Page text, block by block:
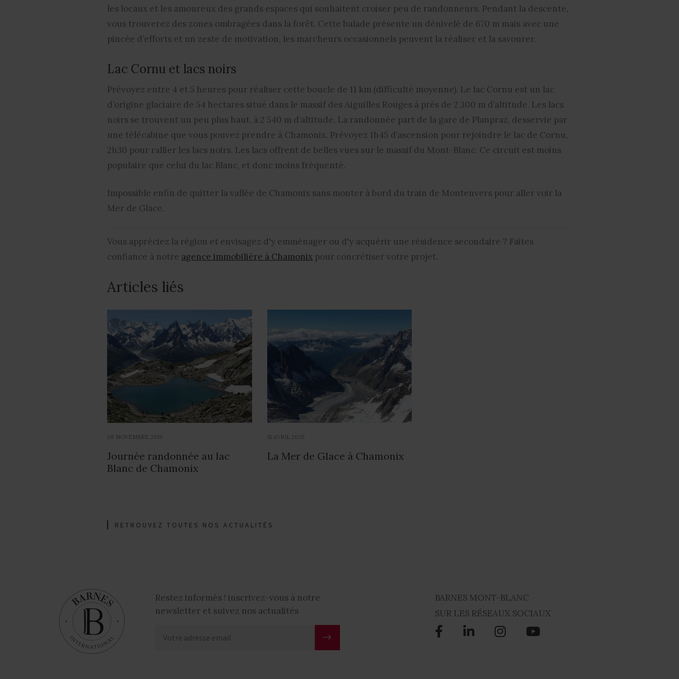
les locaux et les amoureux des grands espaces qui souhaitent croiser peu de randonneurs. Pendant la descente,
vous trouverez des zones ombragées dans la forêt. Cette balade présente un dénivelé de 670 m mais avec une
pincée d’efforts et un zeste de motivation, les marcheurs occasionnels peuvent la réaliser et la savourer.
Lac Cornu et lacs noirs
Prévoyez entre 4 et 5 heures pour réaliser cette boucle de 11 km (difficulté moyenne). Le lac Cornu est un lac
d’origine glaciaire de 54 hectares situé dans le massif des Aiguilles Rouges à près de 2 300 m d’altitude. Les lacs
noirs se trouvent un peu plus haut, à 2 540 m d’altitude. La randonnée part de la gare de Planpraz, desservie par
une télécabine que vous pouvez prendre à Chamonix. Prévoyez 1h45 d’ascension pour rejoindre le lac de Cornu,
2h30 pour rallier les lacs noirs. Les lacs offrent de belles vues sur le massif du Mont-Blanc. Ce circuit est moins
populaire que celui du lac Blanc, et donc moins fréquenté.
Impossible enfin de quitter la vallée de Chamonix sans monter à bord du train de Montenvers pour aller voir la
Mer de Glace.
Vous appréciez la région et envisagez d'y emménager ou d'y acquérir une résidence secondaire ? Faites
confiance à notre agence immobilière à Chamonix pour concrétiser votre projet.
Articles liés
08 NOVEMBRE 2019
Journée randonnée au lac
Blanc de Chamonix
15 AVRIL 2020
La Mer de Glace à Chamonix
RETROUVEZ TOUTES NOS ACTUALITÉS
Restez informés ! inscrivez-vous à notre
newsletter et suivez nos actualités
BARNES MONT-BLANC
SUR LES RÉSEAUX SOCIAUX